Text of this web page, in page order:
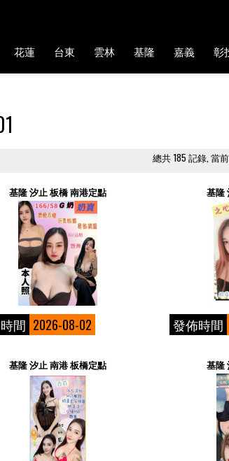
花蓮 台東 雲林 基隆 嘉義 彰
總共 185 記錄, 當
基隆 汐止 板橋 南港定點
間 2026-08-02
基隆
發佈時間
基隆 汐止 南港 板橋定點 基隆